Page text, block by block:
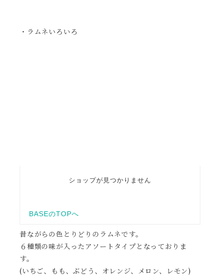
・ラムネいろいろ
昔ながらの色とりどりのラムネです。
６種類の味が入ったアソートタイプとなっておりま
す。
(いちご、もも、ぶどう、オレンジ、メロン、レモン)